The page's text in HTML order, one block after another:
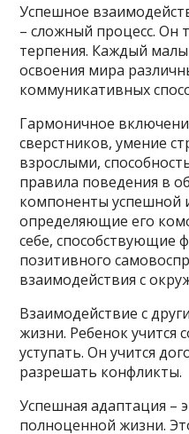
Успешное
– сложный процесс. Он
терпения. Каждый
освоения мира
коммуникативных
Гармоничное
сверстников, умение
взрослыми,
правила поведения в
компоненты успешной
определяющие его
себе, способствующие
позитивного
взаимодействия с
Взаимодействие с
жизни. Ребенок учится
уступать. Он учится
разрешать конфликты.
Успешная адаптация –
полноценной жизни.